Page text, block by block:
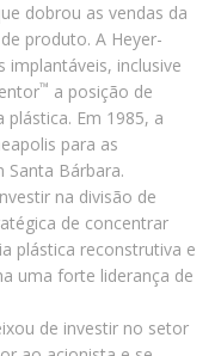
dobrou as vendas da
produto. A Heyer-
implantáveis, inclusive
™ a posição de
Em 1985, a
para as
Santa Bárbara.
na divisão de
de concentrar
plástica reconstrutiva e
uma forte liderança de
de investir no setor